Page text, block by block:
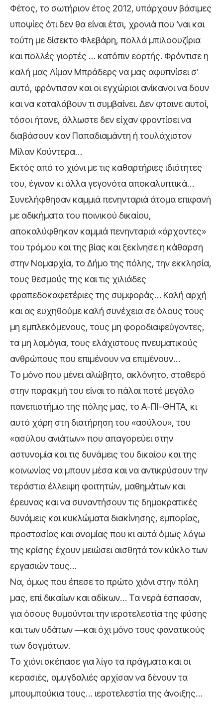
Φέτος, το σωτήριον έτος 2012, υπάρχουν βάσιμες
υποψίες ότι δεν θα είναι έτσι, χρονιά που ’ναι και
τούτη με δίσεκτο Φλεβάρη, πολλά μπιλοουζίρια
και πολλές γιορτές … κατόπιν εορτής. Φρόντισε η
καλή μας Λίμαν Μπράδερς να μας αφυπνίσει σ’
αυτό, φρόντισαν και οι εγχώριοι ανί­κανοι να δουν
και να καταλάβουν τι συμβαίνει. Δεν φταινε αυτοί,
τόσοι ήτανε, άλλωστε δεν είχαν φροντίσει να
διαβάσουν καν Παπαδιαμάντη ή τουλάχιστον
Μίλαν Κούντερα…
Εκτός από το χιόνι με τις καθαρτήριες ιδιότητες
του, έγιναν κι άλλα γεγονότα αποκαλυπτικά…
Συνελήφθησαν καμμιά πενηνταριά άτομα επιφανή
με αδικήματα του ποινικού δικαίου,
αποκαλύφθηκαν καμμιά πενηνταριά «άρχοντες»
του τρόμου και της βίας και ξεκίνησε η κάθαρση
στην Νομαρχία, το Δήμο της πόλης, την εκκλησία,
τους θεσμούς της και τις χιλιάδες
φραπεδοκαφετέριες της συμφοράς… Καλή αρχή
και ας ευχηθούμε καλή συνέχεια σε όλους τους
μη εμπλεκόμενους, τους μη φοροδιαφεύγοντες,
τα μη λαμόγια, τους ελάχιστους πνευματικούς
ανθρώπους που επιμένουν να επιμένουν…
Το μόνο που μένει αλώβητο, ακλόνητο, σταθερό
στην παρακμή του είναι το πάλαι ποτέ μεγάλο
πανεπιστήμιο της πόλης μας, το Α-ΠΙ-ΘΗΤΑ, κι
αυτό χάρη στη διατήρηση του «ασύλου», του
«ασύλου ανιάτων» που απαγορεύει στην
αστυνομία και τις δυνάμεις του δικαίου και της
κοινωνίας να μπουν μέσα και να αντικρύσουν την
τεράστια έλλειψη φοιτητών, μαθημάτων και
έρευνας και να συναντήσουν τις δημοκρατικές
δυνάμεις και κυκλώματα διακίνησης, εμπορίας,
προστασίας και ανομίας που κι αυτά όμως λόγω
της κρίσης έχουν μειώσει αισθητά τον κύκλο των
εργασιών τους…
Να, όμως που έπεσε το πρώτο χιόνι στην πόλη
μας, επί δικαίων και αδίκων… Τα νερά έσπασαν,
για όσους θυμούνται την ιεροτελεστία της φύσης
και των υδάτων ―και όχι μόνο τους φανατικούς
των δογμάτων.
Το χιόνι σκέπασε για λίγο τα πράγματα και οι
κερασιές, αμυγδαλιές αρχίσαν να δένουν τα
μπουμπούκια τους… ιεροτελεστία της άνοιξης…